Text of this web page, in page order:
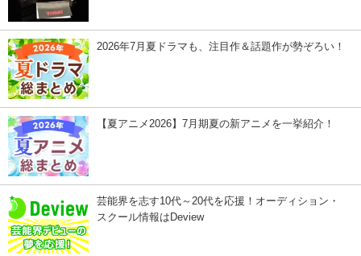
2026年7月夏ドラマも、注目作＆話題作が勢ぞろい！
【夏アニメ2026】7月期夏の新アニメを一挙紹介！
芸能界を志す10代～20代を応援！オーディション・
スクール情報はDeview